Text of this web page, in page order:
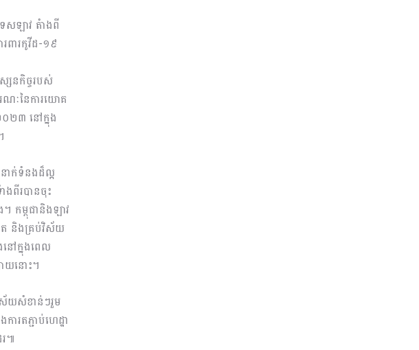
សឡាវ តំាងពី
ារកូវីដ-១៩
នកិច្ចរបស់
ណៈនៃការយោគ
២៣ នៅក្នុង
នាក់ទំនងដ៏ល្អ
ងពីរបានចុះ
កម្ពុជានិងឡាវ
រិត និងគ្រប់វិស័យ
ៅក្នុងពេល
យនោះ។
ស័យសំខាន់ៗរួម
រតភ្ជាប់ហេដ្ឋា
៕